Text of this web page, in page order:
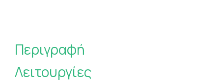
Περιγραφή
Λειτουργίες